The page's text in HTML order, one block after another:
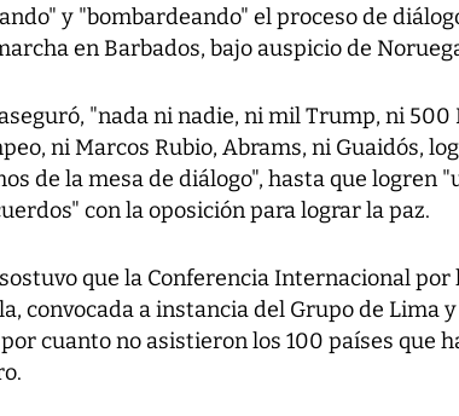
y "bombardeando" el proceso de
en Barbados, bajo auspicio de
"nada ni nadie, ni mil Trump, ni
ni Marcos Rubio, Abrams, ni Guaidós,
de la mesa de diálogo", hasta que logren
con la oposición para lograr la paz.
que la Conferencia Internacional por
convocada a instancia del Grupo de Lima
cuanto no asistieron los 100 países que